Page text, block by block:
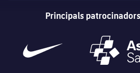
Principals